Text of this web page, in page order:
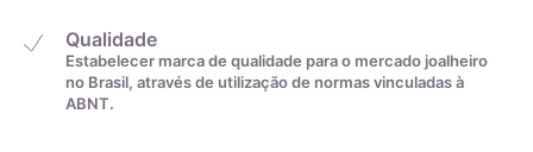
A zircônia cúbica é uma gema produzida em laboratório como
imitação do diamante. Descubra suas características,
Qualidade
Estabelecer marca de qualidade para o mercado joalheiro
no Brasil, através de utilização de normas vinculadas à
ABNT.